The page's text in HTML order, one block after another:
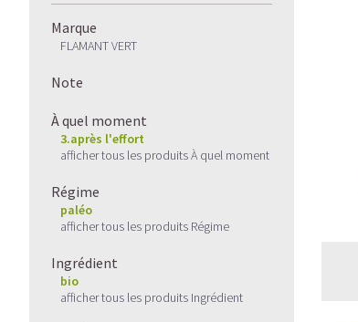
Marque
FLAMANT VERT
Note
À quel moment
3.après l'effort
afficher tous les produits À quel moment
Régime
paléo
afficher tous les produits Régime
Ingrédient
bio
afficher tous les produits Ingrédient